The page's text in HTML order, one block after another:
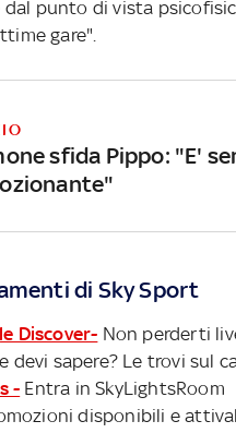
punto di vista
gare".
sfida Pippo: "E'
di Sky Sport
Discover- Non perderti
devi sapere? Le trovi sul
- Entra in SkyLightsRoom
disponibili e